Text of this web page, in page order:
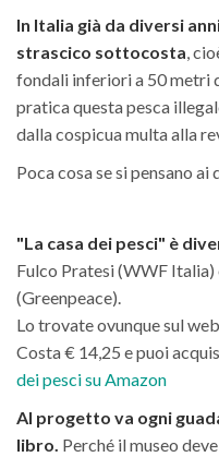
In Italia già da diversi
strascico sottocosta,
fondali inferiori a 50 metri
pratica questa pesca
dalla cospicua multa alla
Poca cosa se si pensano
"La casa dei pesci" è
Fulco Pratesi (WWF Italia)
(Greenpeace).
Lo trovate ovunque sul
Costa € 14,25 e puoi
dei pesci su Amazon
Al progetto va ogni
libro. Perché il museo